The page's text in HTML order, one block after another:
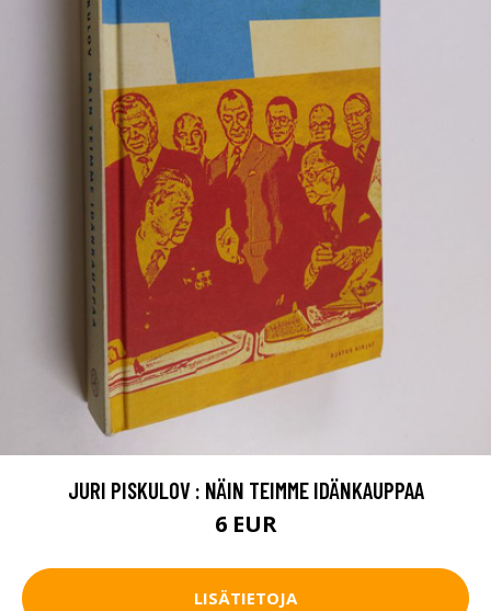
JURI PISKULOV : NÄIN TEIMME IDÄNKAUPPAA
6 EUR
LISÄTIETOJA